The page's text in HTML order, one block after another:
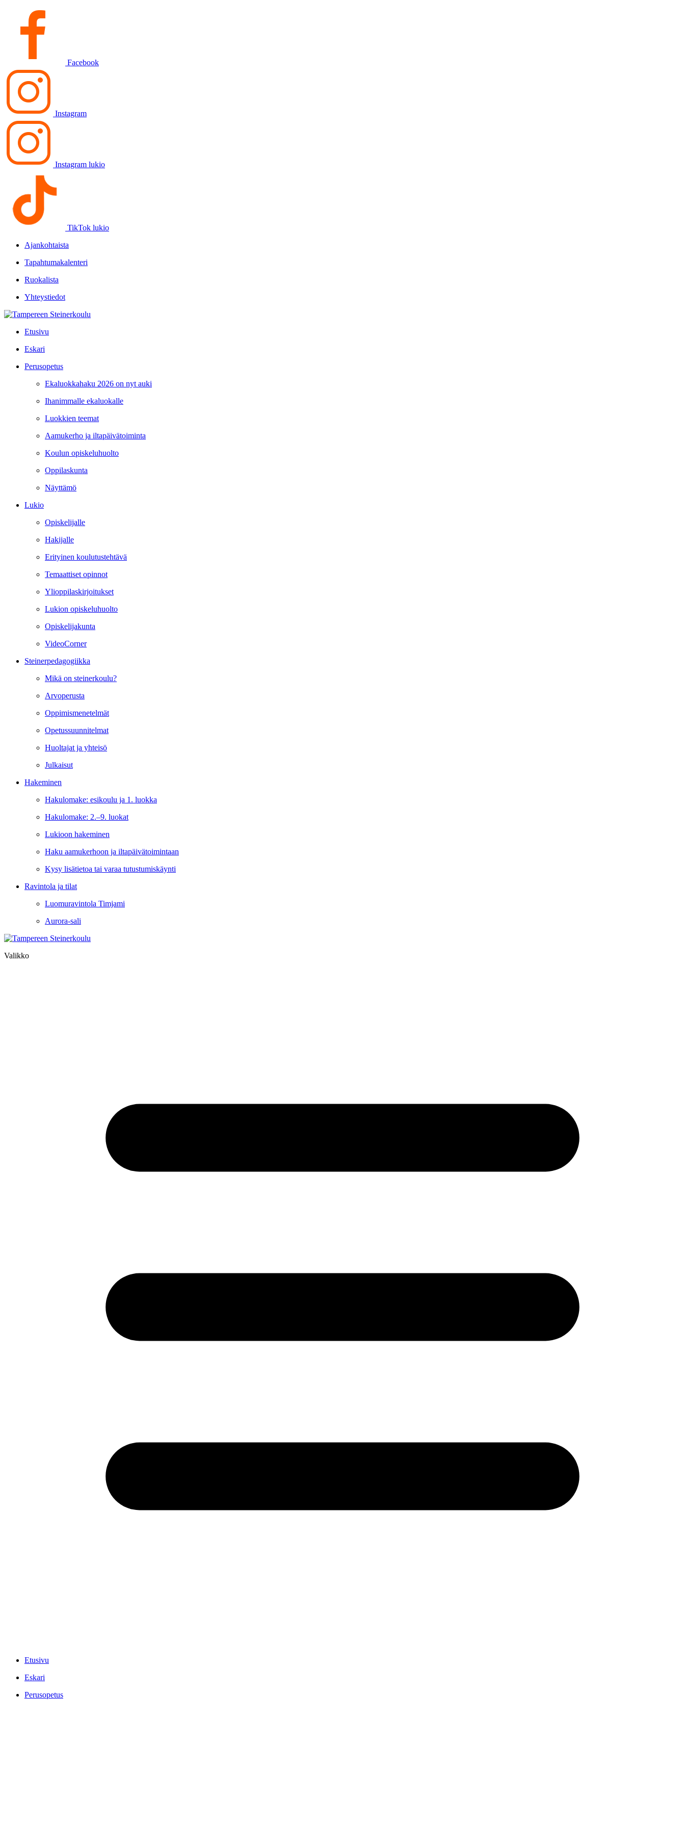
Facebook
Instagram
Instagram lukio
TikTok lukio
Ajankohtaista
Tapahtumakalenteri
Ruokalista
Yhteystiedot
Etusivu
Eskari
Perusopetus
Ekaluokkahaku 2026 on nyt auki
Ihanimmalle ekaluokalle
Luokkien teemat
Aamukerho ja iltapäivätoiminta
Koulun opiskeluhuolto
Oppilaskunta
Näyttämö
Lukio
Opiskelijalle
Hakijalle
Erityinen koulutustehtävä
Temaattiset opinnot
Ylioppilaskirjoitukset
Lukion opiskeluhuolto
Opiskelijakunta
VideoCorner
Steinerpedagogiikka
Mikä on steinerkoulu?
Arvoperusta
Oppimismenetelmät
Opetussuunnitelmat
Huoltajat ja yhteisö
Julkaisut
Hakeminen
Hakulomake: esikoulu ja 1. luokka
Hakulomake: 2.–9. luokat
Lukioon hakeminen
Haku aamukerhoon ja iltapäivätoimintaan
Kysy lisätietoa tai varaa tutustumiskäynti
Ravintola ja tilat
Luomuravintola Timjami
Aurora-sali
Valikko
Etusivu
Eskari
Perusopetus